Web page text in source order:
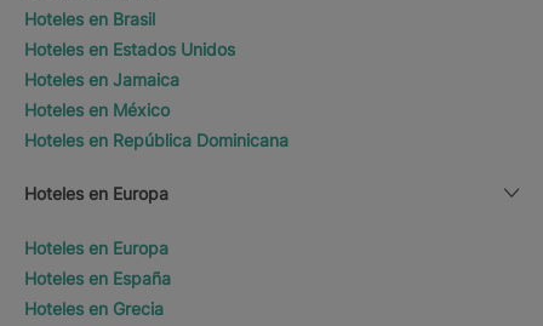
Hoteles en Brasil
Hoteles en Estados Unidos
Hoteles en Jamaica
Hoteles en México
Hoteles en República Dominicana
Hoteles en Europa
Hoteles en Europa
Hoteles en España
Hoteles en Grecia